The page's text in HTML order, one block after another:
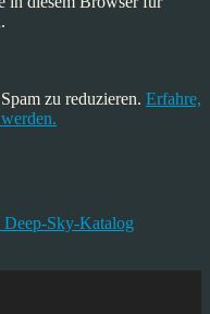
zu reduzieren. Erfahre,
Sky-Katalog